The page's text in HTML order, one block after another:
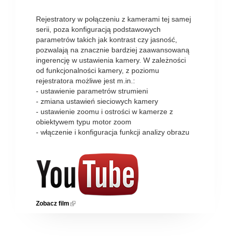
Rejestratory w połączeniu z kamerami tej samej
serii, poza konfiguracją podstawowych
parametrów takich jak kontrast czy jasność,
pozwalają na znacznie bardziej zaawansowaną
ingerencję w ustawienia kamery. W zależności
od funkcjonalności kamery, z poziomu
rejestratora możliwe jest m.in.:
- ustawienie parametrów strumieni
- zmiana ustawień sieciowych kamery
- ustawienie zoomu i ostrości w kamerze z
obiektywem typu motor zoom
- włączenie i konfiguracja funkcji analizy obrazu
Zobacz film (link is external)